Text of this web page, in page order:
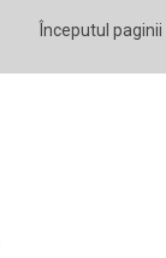
Începutul paginii